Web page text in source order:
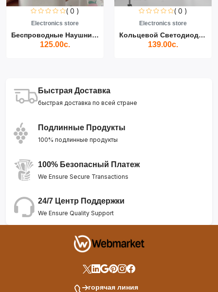
( 0 )
Electronics store
Беспроводные Наушники Air...
125.00с.
( 0 )
Electronics store
Кольцевой Светодиодный Св...
139.00с.
Быстрая Доставка
быстрая доставка по всей стране
Подлинные Продукты
100% подлинные продукты
100% Безопасный Платеж
We Ensure Secure Transactions
24/7 Центр Поддержки
We Ensure Quality Support
горячая линия